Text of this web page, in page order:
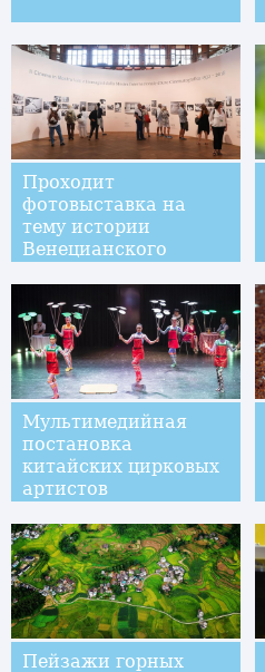
Проходит
фотовыставка на
тему истории
Венецианского
Мультимедийная
постановка
китайских цирковых
артистов
Швейцарии
Пейзажи горных